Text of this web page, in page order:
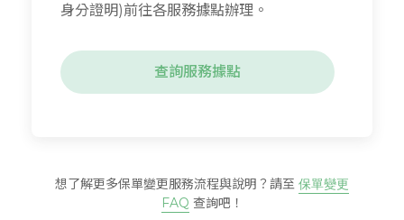
身分證明)前往各服務據點辦理。
查詢服務據點
想了解更多保單變更服務流程與說明？請至 保單變更
FAQ 查詢吧！